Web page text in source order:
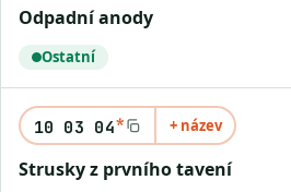
Odpadní anody
Ostatní
10 03 04* + název
Strusky z prvního tavení